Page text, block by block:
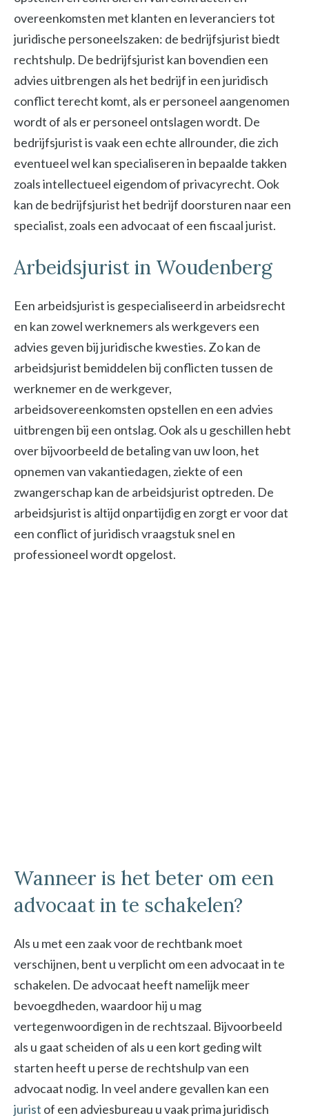
overeenkomsten met klanten en leveranciers tot
juridische personeelszaken: de bedrijfsjurist biedt
rechtshulp. De bedrijfsjurist kan bovendien een
advies uitbrengen als het bedrijf in een juridisch
conflict terecht komt, als er personeel aangenomen
wordt of als er personeel ontslagen wordt. De
bedrijfsjurist is vaak een echte allrounder, die zich
eventueel wel kan specialiseren in bepaalde takken
zoals intellectueel eigendom of privacyrecht. Ook
kan de bedrijfsjurist het bedrijf doorsturen naar een
specialist, zoals een advocaat of een fiscaal jurist.
Arbeidsjurist in Woudenberg
Een arbeidsjurist is gespecialiseerd in arbeidsrecht
en kan zowel werknemers als werkgevers een
advies geven bij juridische kwesties. Zo kan de
arbeidsjurist bemiddelen bij conflicten tussen de
werknemer en de werkgever,
arbeidsovereenkomsten opstellen en een advies
uitbrengen bij een ontslag. Ook als u geschillen hebt
over bijvoorbeeld de betaling van uw loon, het
opnemen van vakantiedagen, ziekte of een
zwangerschap kan de arbeidsjurist optreden. De
arbeidsjurist is altijd onpartijdig en zorgt er voor dat
een conflict of juridisch vraagstuk snel en
professioneel wordt opgelost.
Wanneer is het beter om een
advocaat in te schakelen?
Als u met een zaak voor de rechtbank moet
verschijnen, bent u verplicht om een advocaat in te
schakelen. De advocaat heeft namelijk meer
bevoegdheden, waardoor hij u mag
vertegenwoordigen in de rechtszaal. Bijvoorbeeld
als u gaat scheiden of als u een kort geding wilt
starten heeft u perse de rechtshulp van een
advocaat nodig. In veel andere gevallen kan een
jurist of een adviesbureau u vaak prima juridisch